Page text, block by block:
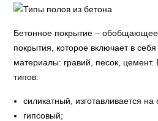
Бетонное покрытие – обобщающее
покрытия, которое включает в
материалы: гравий, песок, цемент.
типов:
силикатный, изготавливается на
гипсовый;